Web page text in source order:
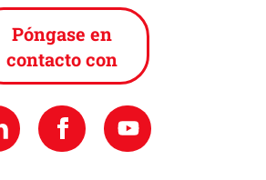
Póngase en
contacto con